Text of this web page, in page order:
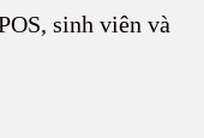
sinh viên và